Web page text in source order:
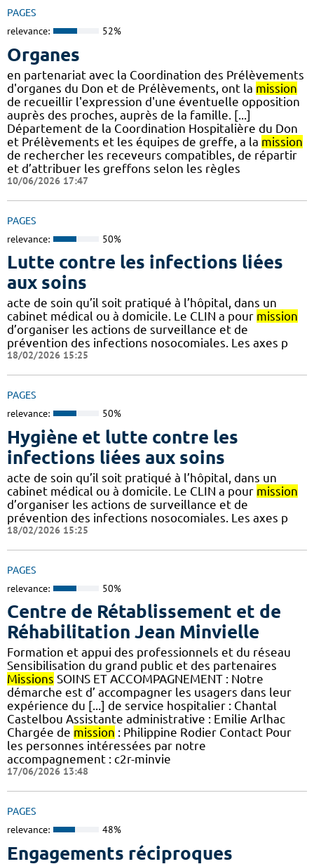
PAGES
relevance: 52%
Organes
en partenariat avec la Coordination des Prélèvements
d'organes du Don et de Prélèvements, ont la mission
de recueillir l'expression d'une éventuelle opposition
auprès des proches, auprès de la famille. [...]
Département de la Coordination Hospitalière du Don
et Prélèvements et les équipes de greffe, a la mission
de rechercher les receveurs compatibles, de répartir
et d’attribuer les greffons selon les règles
10/06/2026 17:47
PAGES
relevance: 50%
Lutte contre les infections liées
aux soins
acte de soin qu’il soit pratiqué à l’hôpital, dans un
cabinet médical ou à domicile. Le CLIN a pour mission
d’organiser les actions de surveillance et de
prévention des infections nosocomiales. Les axes p
18/02/2026 15:25
PAGES
relevance: 50%
Hygiène et lutte contre les
infections liées aux soins
acte de soin qu’il soit pratiqué à l’hôpital, dans un
cabinet médical ou à domicile. Le CLIN a pour mission
d’organiser les actions de surveillance et de
prévention des infections nosocomiales. Les axes p
18/02/2026 15:25
PAGES
relevance: 50%
Centre de Rétablissement et de
Réhabilitation Jean Minvielle
Formation et appui des professionnels et du réseau
Sensibilisation du grand public et des partenaires
Missions SOINS ET ACCOMPAGNEMENT : Notre
démarche est d’ accompagner les usagers dans leur
expérience du [...] de service hospitalier : Chantal
Castelbou Assistante administrative : Emilie Arlhac
Chargée de mission : Philippine Rodier Contact Pour
les personnes intéressées par notre
accompagnement : c2r-minvie
17/06/2026 13:48
PAGES
relevance: 48%
Engagements réciproques